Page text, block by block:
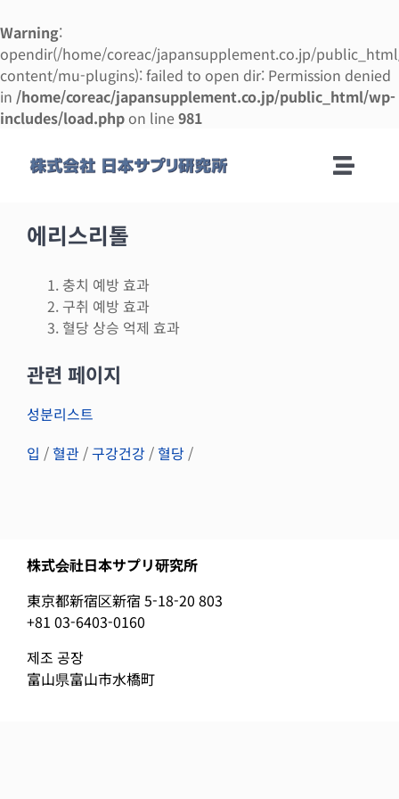
Warning:
opendir(/home/coreac/japansupplement.co.jp/
content/mu-plugins): failed to open dir: Permission denied
in /home/coreac/japansupplement.co.jp/public_html/wp-
includes/load.php on line981
Toggle
제조 의뢰 매뉴얼
에리스리톨
충치 예방 효과
구취 예방 효과
혈당 상승 억제 효과
관련 페이지
성분리스트
입 /혈관 /구강건강 /혈당 /
株式会社日本サプリ研究所
東京都新宿区新宿 5-18-20 803
+81 03-6403-0160
제조 공장
富山県富山市水橋町